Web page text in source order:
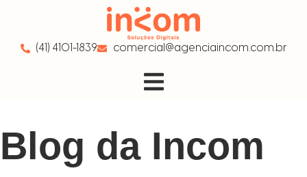
(41) 4101-1839 comercial@agenciaincom.com.br
Blog da Incom